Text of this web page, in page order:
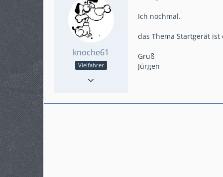
knoche61
Vielfahrer
Ich nochmal.
das Thema Startgerät ist
Gruß
Jürgen